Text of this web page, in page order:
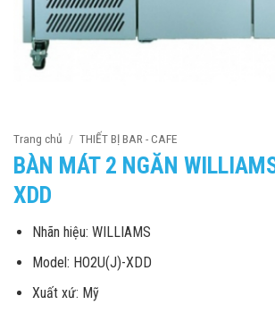
Trang chủ / THIẾT BỊ BAR - CAFE
BÀN MÁT 2 NGĂN
XDD
Nhãn hiệu: WILLIAMS
Model: HO2U(J)-XDD
Xuất xứ: Mỹ